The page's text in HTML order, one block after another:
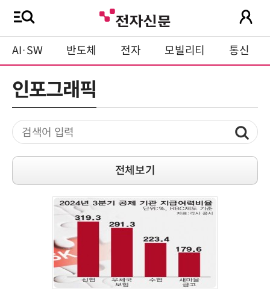
AI·SW 반도체 전자 모빌리티 통신
인포그래픽
전체보기